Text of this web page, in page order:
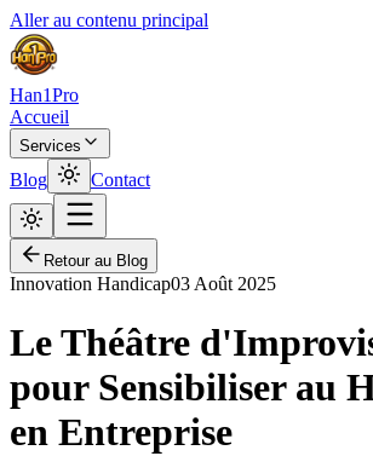
Aller au contenu principal
Han1Pro
Accueil
Services
Blog Contact
Retour au Blog
Innovation Handicap03 Août 2025
Le Théâtre
pour Sensibiliser au
en Entreprise